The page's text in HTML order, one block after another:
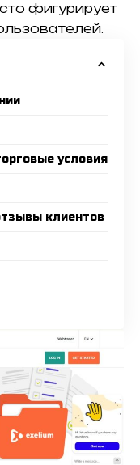
фигурирует
условия
клиентов